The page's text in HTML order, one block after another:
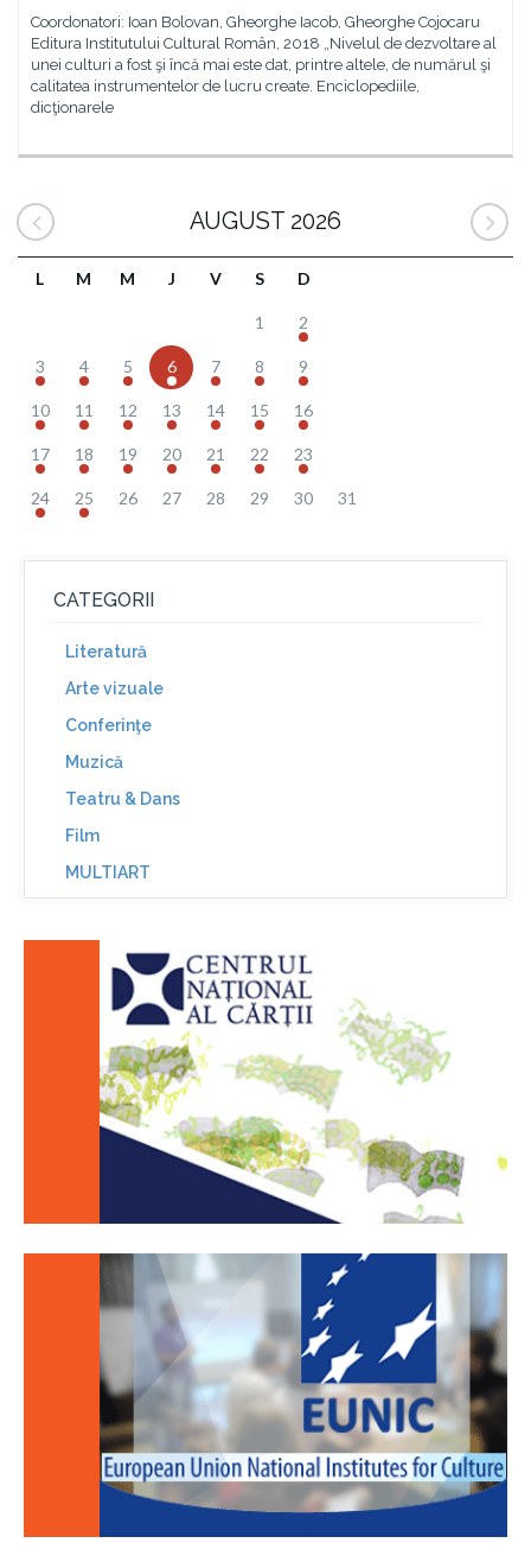
Coordonatori: Ioan Bolovan, Gheorghe Iacob, Gheorghe Cojocaru
Editura Institutului Cultural Român, 2018 „Nivelul de dezvoltare al
unei culturi a fost şi încă mai este dat, printre altele, de numărul şi
calitatea instrumentelor de lucru create. Enciclopediile,
dicţionarele
AUGUST 2026
L M M J V S D
1 2
3 4 5 6 7 8 9
10 11 12 13 14 15 16
17 18 19 20 21 22 23
24 25 26 27 28 29 30 31
CATEGORII
Literatură
Arte vizuale
Conferinţe
Muzică
Teatru & Dans
Film
MULTIART